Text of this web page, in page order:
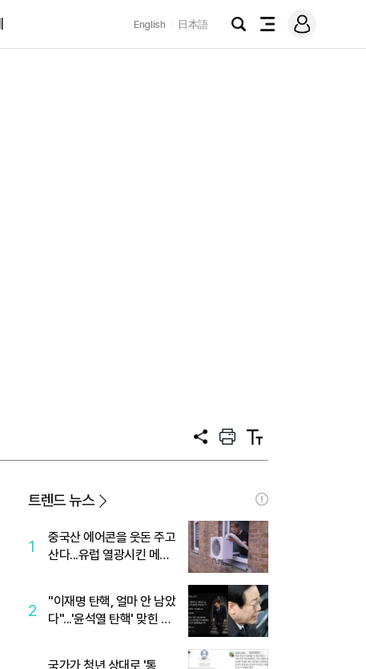
English 日本語
검
전
메
그
공
프
트
텍
트
트렌드 뉴스
1
중국산 에어콘을 웃돈 주고
산다...유럽 열광시킨 메이
2
"이재명 탄핵, 얼마 안 남았
다"...'윤석열 탄핵' 맞힌 무
국가가 청년 상대로 '통